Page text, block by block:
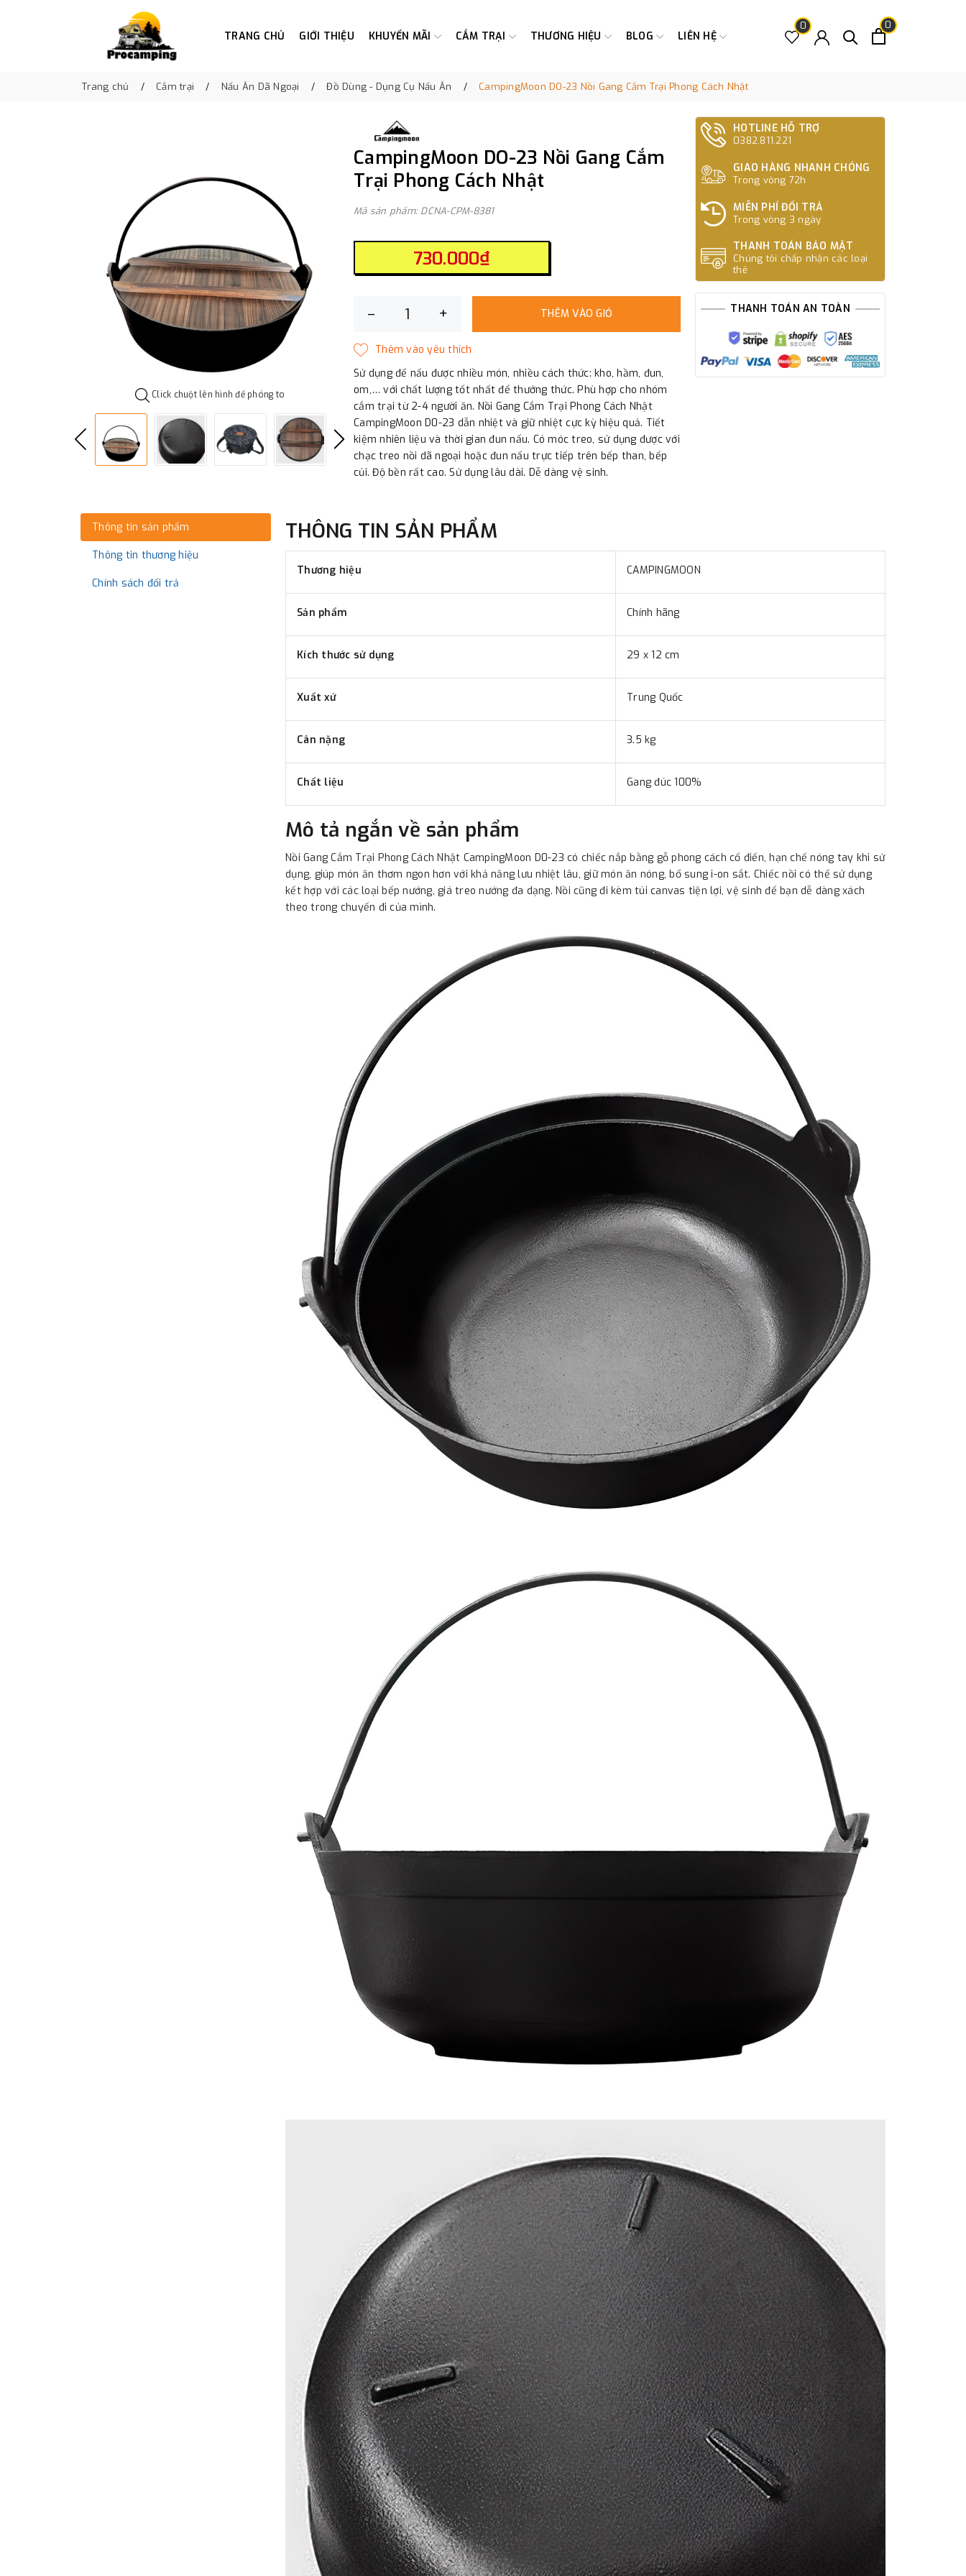
TRANG CHỦ GIỚI THIỆU KHUYẾN MÃI CẮM TRẠI THƯƠNG HIỆU BLOG LIÊN HỆ
0 0
Trang chủ Cắm trại Nấu Ăn Dã Ngoại Đồ Dùng - Dụng Cụ Nấu Ăn CampingMoon DO-23 Nồi Gang Cắm Trại Phong Cách Nhật
Click chuột lên hình để phóng to
CampingMoon DO-23 Nồi Gang Cắm
Trại Phong Cách Nhật
Mã sản phẩm: DCNA-CPM-8381
730.000₫
– + THÊM VÀO GIỎ
Sử dụng để nấu được nhiều món, nhiều cách thức: kho, hầm, đun,
om,… với chất lượng tốt nhất để thưởng thức. Phù hợp cho nhóm
cắm trại từ 2-4 người ăn. Nồi Gang Cắm Trại Phong Cách Nhật
CampingMoon D0-23 dẫn nhiệt và giữ nhiệt cực kỳ hiệu quả. Tiết
kiệm nhiên liệu và thời gian đun nấu. Có móc treo, sử dụng được với
chạc treo nồi dã ngoại hoặc đun nấu trực tiếp trên bếp than, bếp
củi. Độ bền rất cao. Sử dụng lâu dài. Dễ dàng vệ sinh.
HOTLINE HỖ TRỢ
0382.811.221
GIAO HÀNG NHANH CHÓNG
Trong vòng 72h
MIỄN PHÍ ĐỔI TRẢ
Trong vòng 3 ngày
THANH TOÁN BẢO MẬT
Chúng tôi chấp nhận các loại
thẻ
THANH TOÁN AN TOÀN
Thông tin sản phẩm
Thông tin thương hiệu
Chính sách đổi trả
THÔNG TIN SẢN PHẨM
Thương hiệu CAMPINGMOON
Sản phẩm Chính hãng
Kích thước sử dụng 29 x 12 cm
Xuất xứ Trung Quốc
Cân nặng 3.5 kg
Chất liệu Gang đúc 100%
Mô tả ngắn về sản phẩm
Nồi Gang Cắm Trại Phong Cách Nhật CampingMoon D0-23 có chiếc nắp bằng gỗ phong cách cổ điển, hạn chế nóng tay khi sử
dụng, giúp món ăn thơm ngon hơn với khả năng lưu nhiệt lâu, giữ món ăn nóng, bổ sung i-on sắt. Chiếc nồi có thể sử dụng
kết hợp với các loại bếp nướng, giá treo nướng đa dạng. Nồi cũng đi kèm túi canvas tiện lợi, vệ sinh để bạn dễ dàng xách
theo trong chuyến đi của mình.